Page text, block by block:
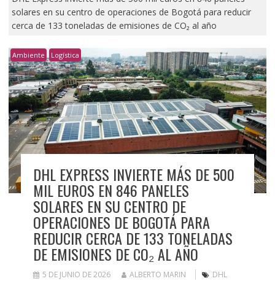
solares en su centro de operaciones de Bogotá para reducir
cerca de 133 toneladas de emisiones de CO₂ al año
Ambiente Logística
DHL EXPRESS INVIERTE MÁS DE 500
MIL EUROS EN 846 PANELES
SOLARES EN SU CENTRO DE
OPERACIONES DE BOGOTÁ PARA
REDUCIR CERCA DE 133 TONELADAS
DE EMISIONES DE CO₂ AL AÑO
5 DE JUNIO DE 2026 ALBERTO MARIN DHL